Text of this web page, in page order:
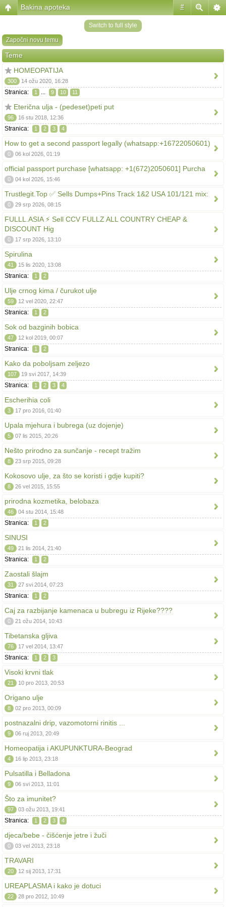
#
Bakina apoteka
Switch to full style
Započni novu temu
Teme
HOMEOPATIJA
300 14 ožu 2020, 16:28
Stranica: 1 ... 9 10 11
Eterična ulja - (pedeset)peti put
96 16 stu 2018, 12:36
Stranica: 1 2 3 4
How to get a second passport legally (whatsapp:+16722050601)
0 06 kol 2026, 01:19
official passport purchase [whatsapp: +1(672)2050601] Purcha
0 04 kol 2026, 15:46
Trustlegit.Top ✅ Sells Dumps+Pins Track 1&2 USA 101/121 mix:
0 29 srp 2026, 08:15
FULLL.ASIA ⚡ Sell CCV FULLZ ALL COUNTRY CHEAP &
DISCOUNT Hig
0 17 srp 2026, 13:10
Spirulina
41 15 lis 2020, 13:08
Stranica: 1 2
Ulje crnog kima / čurukot ulje
59 12 vel 2020, 22:47
Stranica: 1 2
Sok od bazginih bobica
47 12 kol 2019, 00:07
Stranica: 1 2
Kako da poboljsam zeljezo
107 19 svi 2017, 14:39
Stranica: 1 2 3 4
Escherihia coli
3 17 pro 2016, 01:40
Upala mjehura i bubrega (uz dojenje)
5 07 lis 2015, 20:26
Nešto prirodno za sunčanje - recept tražim
8 23 srp 2015, 09:28
Kokosovo ulje, za što se koristi i gdje kupiti?
8 26 vel 2015, 15:55
prirodna kozmetika, belobaza
46 04 stu 2014, 15:48
Stranica: 1 2
SINUSI
49 21 lis 2014, 21:40
Stranica: 1 2
Zaostali šlajm
31 27 svi 2014, 07:23
Stranica: 1 2
Caj za razbijanje kamenaca u bubregu iz Rijeke????
0 21 ožu 2014, 10:43
Tibetanska gljiva
76 17 vel 2014, 13:47
Stranica: 1 2 3
Visoki krvni tlak
21 10 pro 2013, 20:53
Origano ulje
8 02 pro 2013, 00:09
postnazalni drip, vazomotorni rinitis ...
9 06 ruj 2013, 20:49
Homeopatija i AKUPUNKTURA-Beograd
4 16 lip 2013, 23:18
Pulsatilla i Belladona
9 06 svi 2013, 11:01
Što za imunitet?
97 03 ožu 2013, 19:41
Stranica: 1 2 3 4
djeca/bebe - čišćenje jetre i žuči
0 03 vel 2013, 23:18
TRAVARI
20 12 sij 2013, 17:31
UREAPLASMA i kako je dotuci
22 28 pro 2012, 10:49